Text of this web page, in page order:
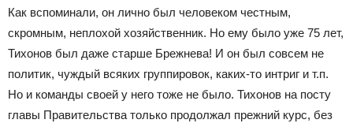
Как вспоминали, он лично был человеком честным,
скромным, неплохой хозяйственник. Но ему было уже 75 лет,
Тихонов был даже старше Брежнева! И он был совсем не
политик, чуждый всяких группировок, каких-то интриг и т.п.
Но и команды своей у него тоже не было. Тихонов на посту
главы Правительства только продолжал прежний курс, без